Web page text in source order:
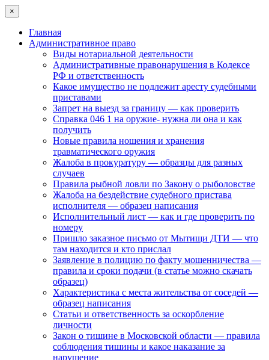
×
Главная
Административное право
Виды нотариальной деятельности
Административные правонарушения в Кодексе
РФ и ответственность
Какое имущество не подлежит аресту судебными
приставами
Запрет на выезд за границу — как проверить
Cправка 046 1 на оружие- нужна ли она и как
получить
Новые правила ношения и хранения
травматического оружия
Жалоба в прокуратуру — образцы для разных
случаев
Правила рыбной ловли по Закону о рыболовстве
Жалоба на бездействие судебного пристава
исполнителя — образец написания
Исполнительный лист — как и где проверить по
номеру
Пришло заказное письмо от Мытищи ДТИ — что
там находится и кто прислал
Заявление в полицию по факту мошенничества —
правила и сроки подачи (в статье можно скачать
образец)
Характеристика с места жительства от соседей —
образец написания
Статьи и ответственность за оскорбление
личности
Закон о тишине в Московской области — правила
соблюдения тишины и какое наказание за
нарушение